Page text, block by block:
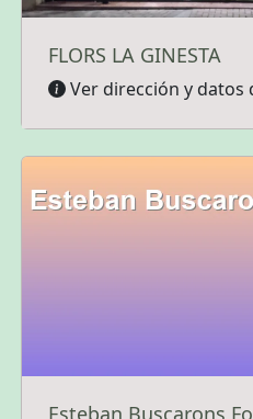
FLORS LA GINESTA
Ver dirección y datos
Esteban Buscarons